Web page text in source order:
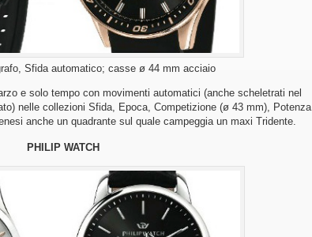
Sfida automatico; casse ø 44 mm acciaio
e solo tempo con movimenti automatici (anche scheletrati nel
nelle collezioni Sfida, Epoca, Competizione (ø 43 mm), Potenza
anche un quadrante sul quale campeggia un maxi Tridente.
PHILIP WATCH